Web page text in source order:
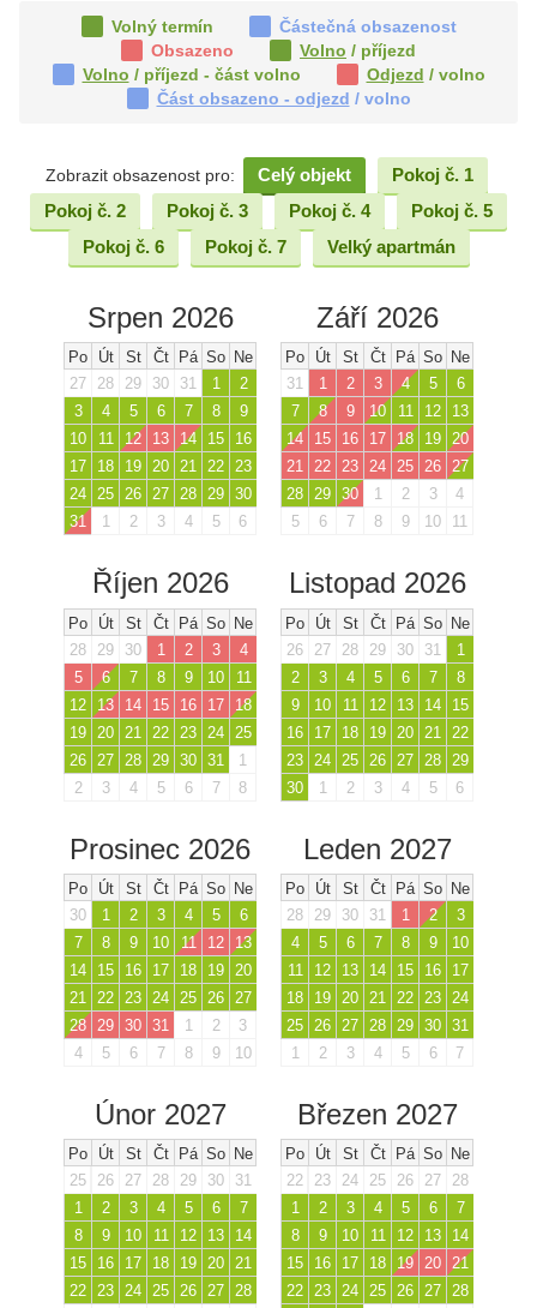
Volný termín
Částečná obsazenost
Obsazeno
Volno / příjezd
Volno / příjezd - část volno Odjezd / volno
Část obsazeno - odjezd / volno
Zobrazit obsazenost pro: Celý objekt
Pokoj č. 1
Pokoj č. 2
Pokoj č. 3 Pokoj č. 4
Pokoj č. 5
Pokoj č. 6
Pokoj č. 7 Velký apartmán
Srpen 2026
Po Út St Čt Pá So Ne
27
28 29 30 31 1
2
3
4 5 6 7 8
9
10
11 12 13 14 15
16
17
18 19 20 21 22 23
24 25 26 27 28 29 30
31
1 2 3 4 5 6
Září 2026
Po Út St Čt Pá So Ne
31
1 2 3 4 5
6
7
8 9 10 11 12
13
14
15 16 17 18 19 20
21 22 23 24 25 26 27
28 29 30 1 2 3
4
5
6 7 8 9 10 11
Říjen 2026
Po Út St Čt Pá So Ne
28
29 30 1 2 3
4
5
6 7 8 9 10
11
12
13 14 15 16 17
18
19
20 21 22 23 24
25
26
27 28 29 30 31
1
2
3 4 5 6 7 8
Listopad 2026
Po Út St Čt Pá So Ne
26
27 28 29 30 31
1
2
3 4 5 6 7
8
9
10 11 12 13 14
15
16
17 18 19 20 21
22
23
24 25 26 27 28
29
30
1 2 3 4 5 6
Prosinec 2026
Po Út St Čt Pá So Ne
30
1 2 3 4 5
6
7
8 9 10 11 12
13
14
15 16 17 18 19
20
21
22 23 24 25 26
27
28
29 30 31 1 2
3
4
5 6 7 8 9 10
Leden 2027
Po Út St Čt Pá So Ne
28
29 30 31 1 2
3
4
5 6 7 8 9
10
11
12 13 14 15 16
17
18
19 20 21 22 23
24
25
26 27 28 29 30 31
1
2 3 4 5 6 7
Únor 2027
Po Út St Čt Pá So Ne
25
26 27 28 29 30
31
1
2 3 4 5 6
7
8
9 10 11 12 13
14
15
16 17 18 19 20 21
22 23 24 25 26 27 28
Březen 2027
Po Út St Čt Pá So Ne
22
23 24 25 26 27
28
1
2 3 4 5 6
7
8
9 10 11 12 13
14
15
16 17 18 19 20 21
22 23 24 25 26 27 28